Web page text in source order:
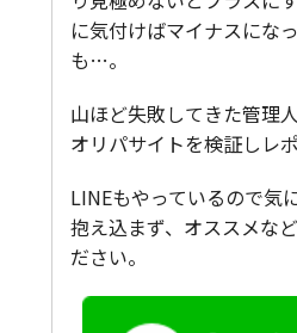
に気付けばマイナスにな
も…。
山ほど失敗してきた管理
オリパサイトを検証しレポ
LINEもやっているので気
抱え込まず、オススメな
ださい。